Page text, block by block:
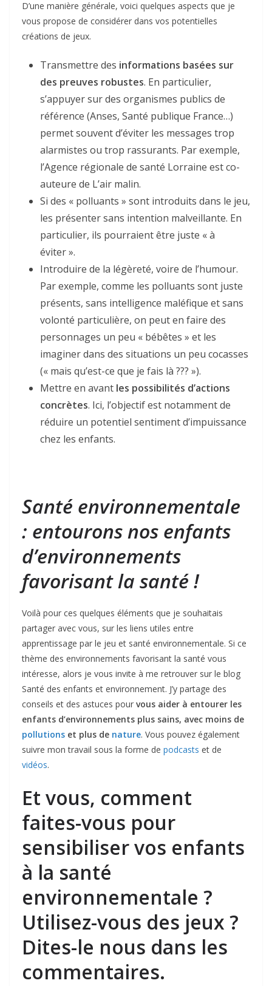
D’une manière générale, voici quelques aspects que je
vous propose de considérer dans vos potentielles
créations de jeux.
Transmettre des informations basées sur
des preuves robustes. En particulier,
s’appuyer sur des organismes publics de
référence (Anses, Santé publique France…)
permet souvent d’éviter les messages trop
alarmistes ou trop rassurants. Par exemple,
l’Agence régionale de santé Lorraine est co-
auteure de L’air malin.
Si des « polluants » sont introduits dans le jeu,
les présenter sans intention malveillante. En
particulier, ils pourraient être juste « à
éviter ».
Introduire de la légèreté, voire de l’humour.
Par exemple, comme les polluants sont juste
présents, sans intelligence maléfique et sans
volonté particulière, on peut en faire des
personnages un peu « bébêtes » et les
imaginer dans des situations un peu cocasses
(« mais qu’est-ce que je fais là ??? »).
Mettre en avant les possibilités d’actions
concrètes. Ici, l’objectif est notamment de
réduire un potentiel sentiment d’impuissance
chez les enfants.
Santé environnementale
: entourons nos enfants
d’environnements
favorisant la santé !
Voilà pour ces quelques éléments que je souhaitais
partager avec vous, sur les liens utiles entre
apprentissage par le jeu et santé environnementale. Si ce
thème des environnements favorisant la santé vous
intéresse, alors je vous invite à me retrouver sur le blog
Santé des enfants et environnement. J’y partage des
conseils et des astuces pour vous aider à entourer les
enfants d’environnements plus sains, avec moins de
pollutions et plus de nature. Vous pouvez également
suivre mon travail sous la forme de podcasts et de
vidéos.
Et vous, comment
faites-vous pour
sensibiliser vos enfants
à la santé
environnementale ?
Utilisez-vous des jeux ?
Dites-le nous dans les
commentaires.